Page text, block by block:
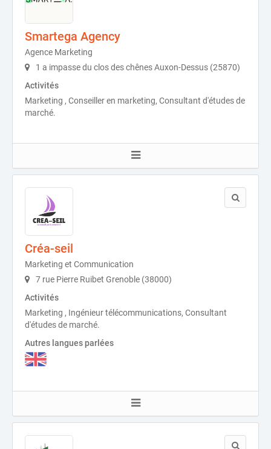
Smartega Agency
Agence Marketing
1 a impasse du clos des chênes Auxon-Dessus (25870)
Activités
Marketing , Conseiller en marketing, Consultant d'études de
marché.
Créa-seil
Marketing et Communication
7 rue Pierre Ruibet Grenoble (38000)
Activités
Marketing , Ingénieur télécommunications, Consultant
d'études de marché.
Autres langues parlées